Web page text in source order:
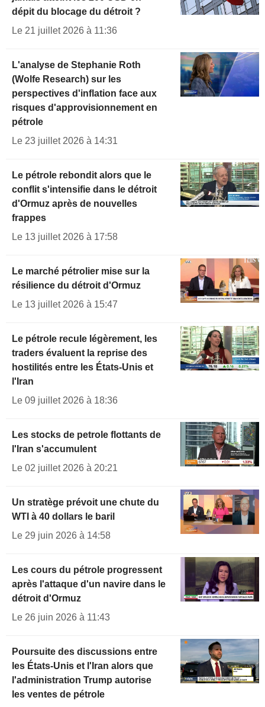
dépit du blocage du détroit ?
Le 21 juillet 2026 à 11:36
L'analyse de Stephanie Roth
(Wolfe Research) sur les
perspectives d'inflation face aux
risques d'approvisionnement en
pétrole
Le 23 juillet 2026 à 14:31
Le pétrole rebondit alors que le
conflit s'intensifie dans le détroit
d'Ormuz après de nouvelles
frappes
Le 13 juillet 2026 à 17:58
Le marché pétrolier mise sur la
résilience du détroit d'Ormuz
Le 13 juillet 2026 à 15:47
Le pétrole recule légèrement, les
traders évaluent la reprise des
hostilités entre les États-Unis et
l'Iran
Le 09 juillet 2026 à 18:36
Les stocks de petrole flottants de
l'Iran s'accumulent
Le 02 juillet 2026 à 20:21
Un stratège prévoit une chute du
WTI à 40 dollars le baril
Le 29 juin 2026 à 14:58
Les cours du pétrole progressent
après l'attaque d'un navire dans le
détroit d'Ormuz
Le 26 juin 2026 à 11:43
Poursuite des discussions entre
les États-Unis et l'Iran alors que
l'administration Trump autorise
les ventes de pétrole